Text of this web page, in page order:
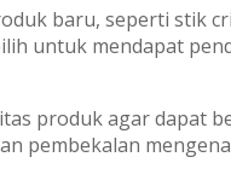
baru, seperti stik
untuk mendapat
produk agar dapat
pembekalan